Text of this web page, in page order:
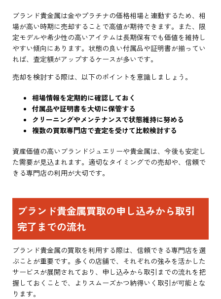
ブランド貴金属は金やプラチナの価格相場と連動するため、相
場が高い時期に売却することで高値が期待できます。また、限
定モデルや希少性の高いアイテムは長期保有でも価値を維持し
やすい傾向にあります。状態の良い付属品や証明書が揃ってい
れば、査定額がアップするケースが多いです。
売却を検討する際は、以下のポイントを意識しましょう。
相場情報を定期的に確認しておく
付属品や証明書を大切に保管する
クリーニングやメンテナンスで状態維持に努める
複数の買取専門店で査定を受けて比較検討する
資産価値の高いブランドジュエリーや貴金属は、今後も安定し
た需要が見込まれます。適切なタイミングでの売却や、信頼で
きる専門店の利用が大切です。
ブランド貴金属買取の申し込みから取引
完了までの流れ
ブランド貴金属の買取を利用する際は、信頼できる専門店を選
ぶことが重要です。多くの店舗で、それぞれの強みを活かした
サービスが展開されており、申し込みから取引までの流れを把
握しておくことで、よりスムーズかつ納得いく取引が可能とな
ります。